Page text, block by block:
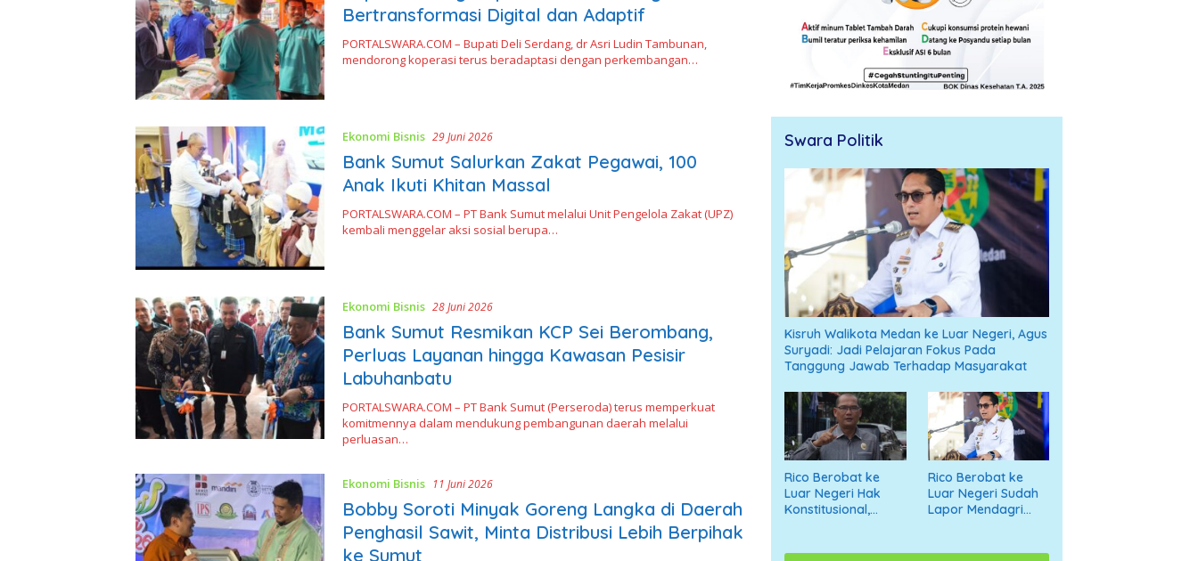
Bertransformasi Digital dan Adaptif
PORTALSWARA.COM – Bupati Deli Serdang, dr Asri Ludin Tambunan,
mendorong koperasi terus beradaptasi dengan perkembangan…
Ekonomi Bisnis 29 Juni 2026
Bank Sumut Salurkan Zakat Pegawai, 100
Anak Ikuti Khitan Massal
PORTALSWARA.COM – PT Bank Sumut melalui Unit Pengelola Zakat (UPZ)
kembali menggelar aksi sosial berupa…
Ekonomi Bisnis 28 Juni 2026
Bank Sumut Resmikan KCP Sei Berombang,
Perluas Layanan hingga Kawasan Pesisir
Labuhanbatu
PORTALSWARA.COM – PT Bank Sumut (Perseroda) terus memperkuat
komitmennya dalam mendukung pembangunan daerah melalui
perluasan…
Ekonomi Bisnis 11 Juni 2026
Bobby Soroti Minyak Goreng Langka di Daerah
Penghasil Sawit, Minta Distribusi Lebih Berpihak
ke Sumut
Swara Politik
Kisruh Walikota Medan ke Luar Negeri, Agus
Suryadi: Jadi Pelajaran Fokus Pada
Tanggung Jawab Terhadap Masyarakat
Rico Berobat ke
Luar Negeri Hak
Konstitusional,
Digiring ke Opini
Rico Berobat ke
Luar Negeri Sudah
Lapor Mendagri